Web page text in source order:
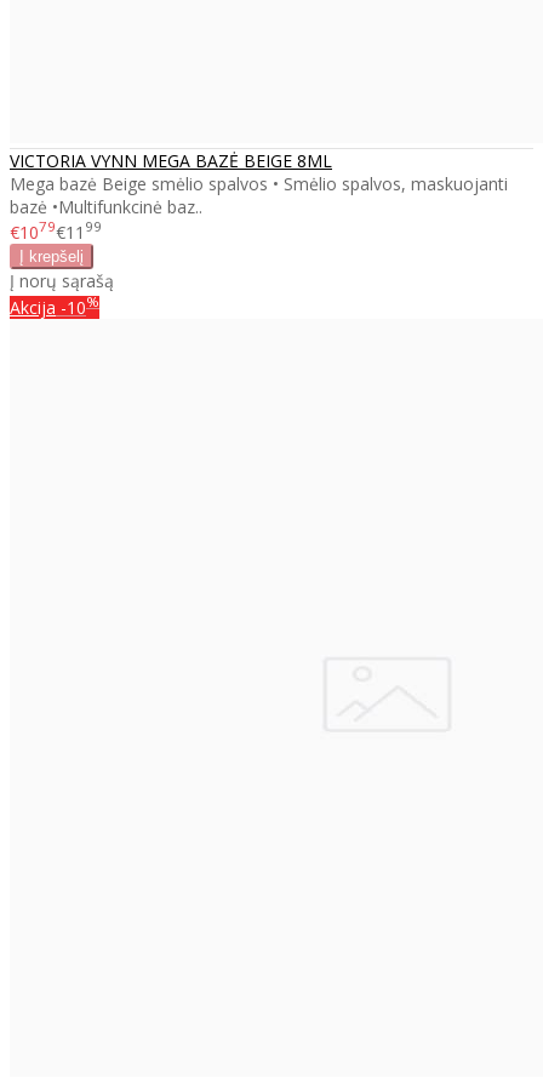
VICTORIA VYNN MEGA BAZĖ BEIGE 8ML
Mega bazė Beige smėlio spalvos • Smėlio spalvos, maskuojanti
bazė •Multifunkcinė baz..
€1079€11 99
Į norų sąrašą
Akcija -10%